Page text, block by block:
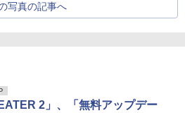
写真の記事へ
2」、「無料アップデー